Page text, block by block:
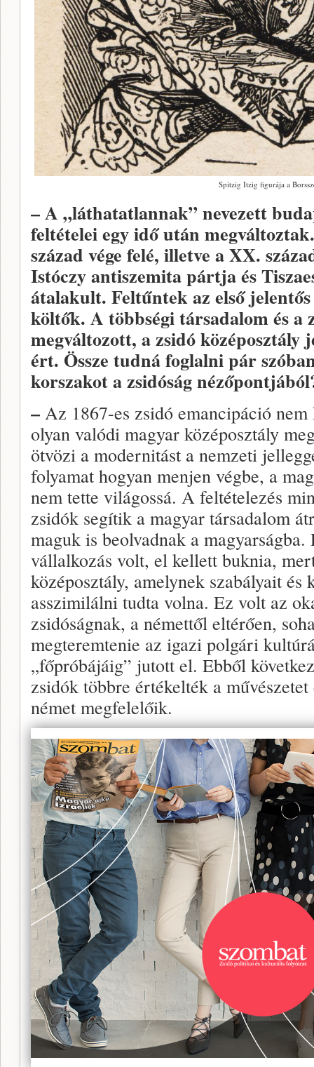
Spitzig Itzig figurája a
– A „láthatatlannak” nevezett
feltételei egy idő után
század vége felé, illetve a XX.
Istóczy antiszemita pártja és
átalakult. Feltűntek az első
költők. A többségi társadalom és a
megváltozott, a zsidó középosztály
ért. Össze tudná foglalni pár
korszakot a zsidóság
– Az 1867-es zsidó emancipáció
olyan valódi magyar középosztály
ötvözi a modernitást a nemzeti
folyamat hogyan menjen végbe, a
nem tette világossá. A feltételezés
zsidók segítik a magyar társadalom
maguk is beolvadnak a
vállalkozás volt, el kellett buknia,
középosztály, amelynek szabályait
asszimilálni tudta volna. Ez volt az
zsidóságnak, a némettől eltérően,
megteremtenie az igazi polgári
„főpróbájáig” jutott el. Ebből
zsidók többre értékelték a
német megfelelőik.